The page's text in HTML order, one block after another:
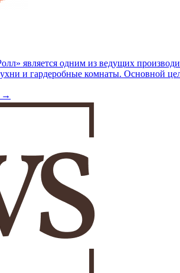
является одним из ведущих
и гардеробные комнаты. Основной
→